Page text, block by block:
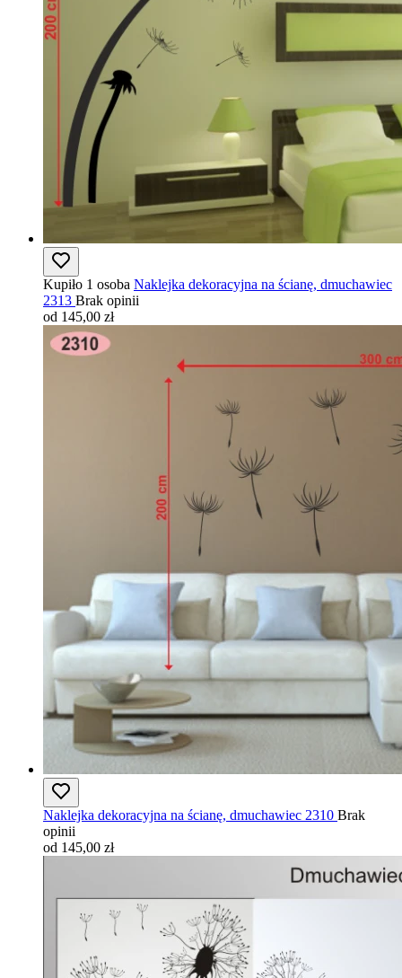
Kupiło 1 osoba Naklejka dekoracyjna na ścianę, dmuchawiec
2313 Brak opinii
od 145,00 zł
Naklejka dekoracyjna na ścianę, dmuchawiec 2310 Brak
opinii
od 145,00 zł